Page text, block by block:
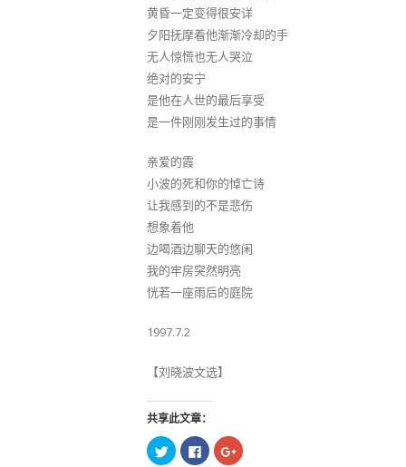
黄昏一定变得很安详
夕阳抚摩着他渐渐冷却的手
无人惊慌也无人哭泣
绝对的安宁
是他在人世的最后享受
是一件刚刚发生过的事情
亲爱的霞
小波的死和你的悼亡诗
让我感到的不是悲伤
想象着他
边喝酒边聊天的悠闲
我的牢房突然明亮
恍若一座雨后的庭院
1997.7.2
【刘晓波文选】
共享此文章：
点
击
点
击
点
击